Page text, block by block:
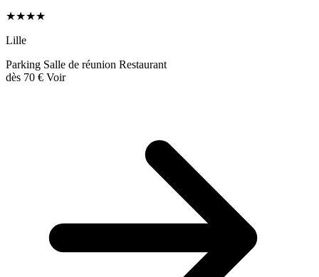
★★★★
Lille
Parking Salle de réunion Restaurant
dès 70 € Voir